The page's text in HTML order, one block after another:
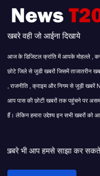
खबरे वही जो आईना दिखाये
आज के डिजिटल क्रांति में आपके मोहल्ले ,
छोटे जिले से जुडी खबरों जिसमें ताजातरीन
, राजनीति , क्राइम और निगम से जुड़ी
आप पास की छोटी खबरों तक पहुंचने पर
हैं। लेकिन हमारा उद्देश्य इन सभी खबरों
साझा कर सकते हैं।